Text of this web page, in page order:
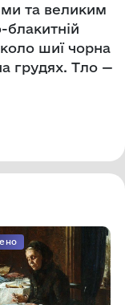
та великим
шиї чорна
грудях. Тло —